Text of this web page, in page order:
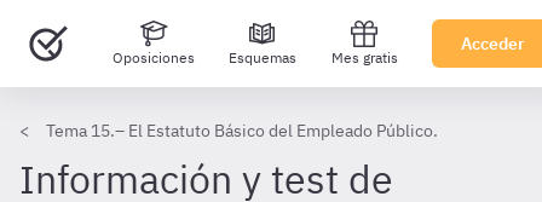
Oposiciones Esquemas Mes gratis
Acceder
Tema 15.– El Estatuto Básico del Empleado Público.
Información y test de